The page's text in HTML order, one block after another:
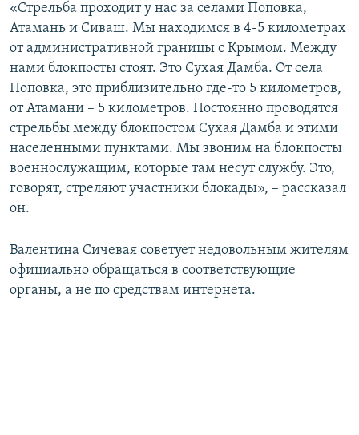
«Стрельба проходит у нас за селами Поповка,
Атамань и Сиваш. Мы находимся в 4-5 километрах
от административной границы с Крымом. Между
нами блокпосты стоят. Это Сухая Дамба. От села
Поповка, это приблизительно где-то 5 километров,
от Атамани – 5 километров. Постоянно проводятся
стрельбы между блокпостом Сухая Дамба и этими
населенными пунктами. Мы звоним на блокпосты
военнослужащим, которые там несут службу. Это,
говорят, стреляют участники блокады», – рассказал
он.
Валентина Сичевая советует недовольным жителям
официально обращаться в соответствующие
органы, а не по средствам интернета.